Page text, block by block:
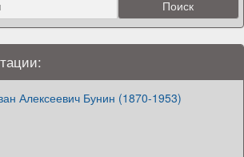
Алексеевич Бунин (1870-1953)